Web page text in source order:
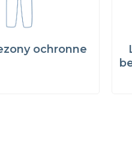
ochronne